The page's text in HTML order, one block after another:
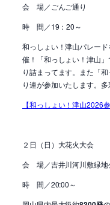
会 場／ごんご通り
時 間／19：20～
和っしょい！津山パレー
催！「和っしょい！津山
り詰まってます。また「
り連が参加いたします。
【和っしょい！津山2026
２日（日）大花火大会
会 場／吉井川河川敷緑地
時 間／20:00～